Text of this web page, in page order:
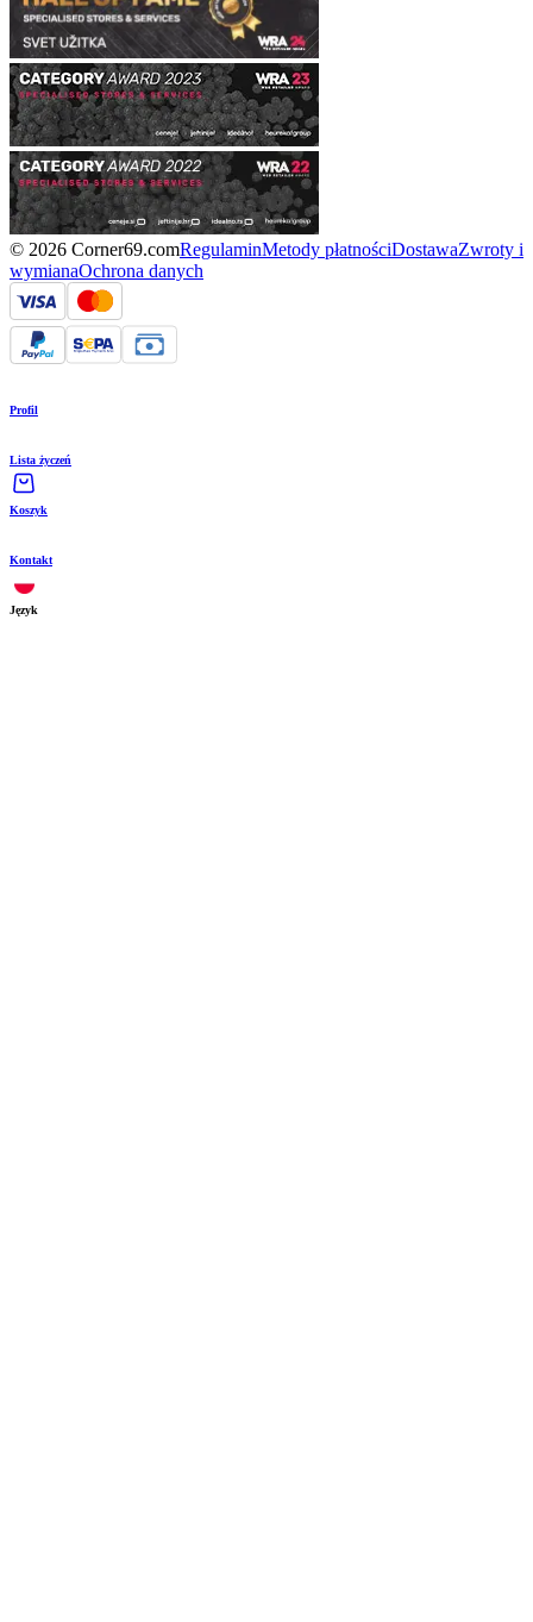
© 2026 Corner69.comRegulaminMetody płatnościDostawaZwroty i
wymianaOchrona danych
Profil
Lista życzeń
Koszyk
Kontakt
Język